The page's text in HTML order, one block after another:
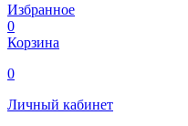
Избранное
0
Корзина
0
Личный кабинет